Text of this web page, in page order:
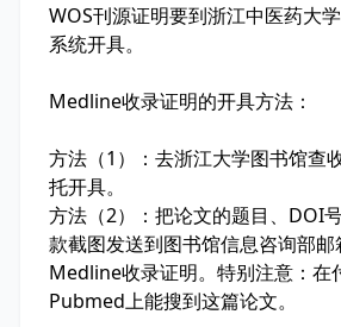
WOS刊源证明要到浙江中医药大
系统开具。
Medline收录证明的开具方法：
方法（1）：去浙江大学图书馆查
托开具。
方法（2）：把论文的题目、DOI
款截图发送到图书馆信息咨询部
Medline收录证明。特别注意：在
Pubmed上能搜到这篇论文。